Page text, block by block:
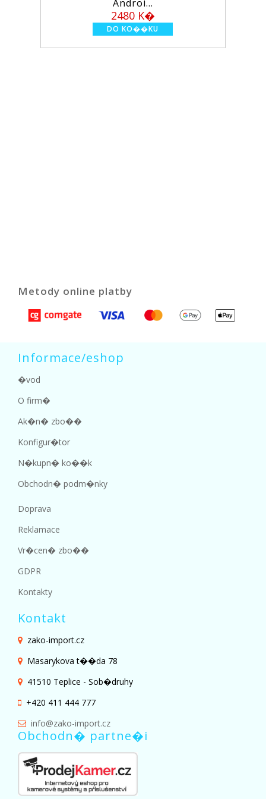
Metody online platby
Informace/eshop
�vod
O firm�
Ak�n� zbo��
Konfigur�tor
N�kupn� ko��k
Obchodn� podm�nky
Doprava
Reklamace
Vr�cen� zbo��
GDPR
Kontakty
Kontakt
zako-import.cz
Masarykova t��da 78
41510 Teplice - Sob�druhy
+420 411 444 777
info@zako-import.cz
Obchodn� partne�i